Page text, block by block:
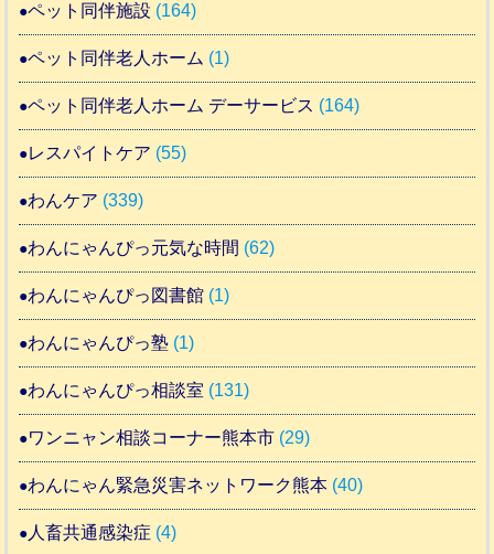
ペット同伴施設 (164)
ペット同伴老人ホーム (1)
ペット同伴老人ホーム デーサービス (164)
レスパイトケア (55)
わんケア (339)
わんにゃんぴっ元気な時間 (62)
わんにゃんぴっ図書館 (1)
わんにゃんぴっ塾 (1)
わんにゃんぴっ相談室 (131)
ワンニャン相談コーナー熊本市 (29)
わんにゃん緊急災害ネットワーク熊本 (40)
人畜共通感染症 (4)